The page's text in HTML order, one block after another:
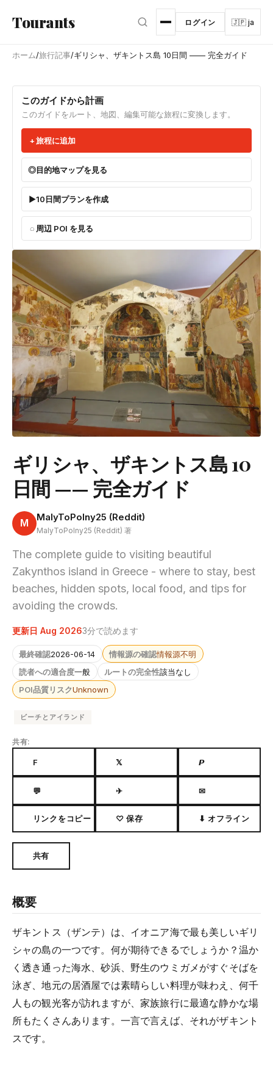
Tourants ログイン 🇯🇵 ja
ホーム/旅行記事/ギリシャ、ザキントス島 10日間 —— 完全ガイド
このガイドから計画
このガイドをルート、地図、編集可能な旅程に変換します。
旅程に追加
目的地マップを見る
10日間プランを作成
周辺 POI を見る
ギリシャ、ザキントス島 10
日間 —— 完全ガイド
M MalyToPolny25 (Reddit)
MalyToPolny25 (Reddit) 著
The complete guide to visiting beautiful
Zakynthos island in Greece - where to stay, best
beaches, hidden spots, local food, and tips for
avoiding the crowds.
更新日 Aug 20263分で読めます
最終確認2026-06-14 情報源の確認情報源不明
読者への適合度一般 ルートの完全性該当なし
POI品質リスクUnknown
ビーチとアイランド
共有:
F 𝕏 𝙋
💬 ✈ ✉
リンクをコピー ♡ 保存 ⬇ オフライン
共有
概要
ザキントス（ザンテ）は、イオニア海で最も美しいギリ
シャの島の一つです。何が期待できるでしょうか？温か
く透き通った海水、砂浜、野生のウミガメがすぐそばを
泳ぎ、地元の居酒屋では素晴らしい料理が味わえ、何千
人もの観光客が訪れますが、家族旅行に最適な静かな場
所もたくさんあります。一言で言えば、それがザキント
スです。